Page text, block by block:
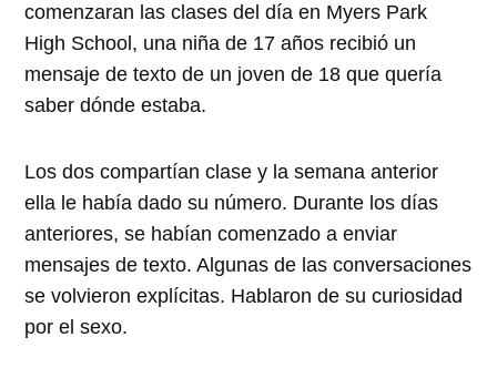
comenzaran las clases del día en Myers Park
High School, una niña de 17 años recibió un
mensaje de texto de un joven de 18 que quería
saber dónde estaba.
Los dos compartían clase y la semana anterior
ella le había dado su número. Durante los días
anteriores, se habían comenzado a enviar
mensajes de texto. Algunas de las conversaciones
se volvieron explícitas. Hablaron de su curiosidad
por el sexo.